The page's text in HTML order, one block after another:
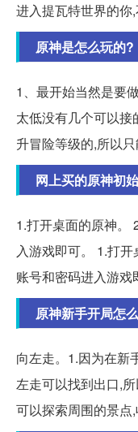
进入提瓦特世界的你
原神是怎么玩的?
1、最开始当然是要
太低没有几个可以
升冒险等级的,所以
网上买的原神初
1.打开桌面的原神。
入游戏即可。 1.打
账号和密码进入游戏
原神新手开局怎
向左走。1.因为在新
左走可以找到出口,
可以探索周围的景点,